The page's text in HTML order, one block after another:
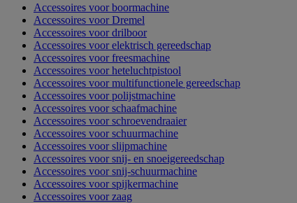
Accessoires voor boormachine
Accessoires voor Dremel
Accessoires voor drilboor
Accessoires voor elektrisch gereedschap
Accessoires voor freesmachine
Accessoires voor heteluchtpistool
Accessoires voor multifunctionele gereedschap
Accessoires voor polijstmachine
Accessoires voor schaafmachine
Accessoires voor schroevendraaier
Accessoires voor schuurmachine
Accessoires voor slijpmachine
Accessoires voor snij- en snoeigereedschap
Accessoires voor snij-schuurmachine
Accessoires voor spijkermachine
Accessoires voor zaag